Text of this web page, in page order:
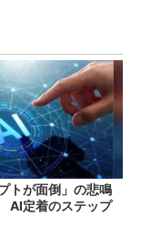
トが面倒」の悲鳴
AI定着のステップ